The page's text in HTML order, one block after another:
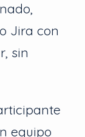
Jira con
sin
equipo